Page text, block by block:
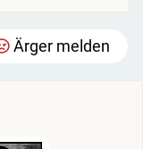
Ärger melden